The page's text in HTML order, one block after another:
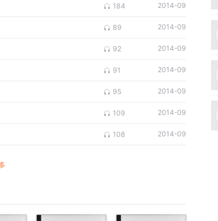
184 2014-09
89 2014-09
92 2014-09
91 2014-09
95 2014-09
109 2014-09
108 2014-09